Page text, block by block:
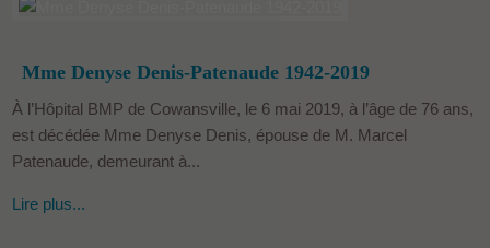
Mme Denyse Denis-Patenaude 1942-2019
À l’Hôpital BMP de Cowansville, le 6 mai 2019, à l’âge de 76 ans,
est décédée Mme Denyse Denis, épouse de M. Marcel
Patenaude, demeurant à...
Lire plus...